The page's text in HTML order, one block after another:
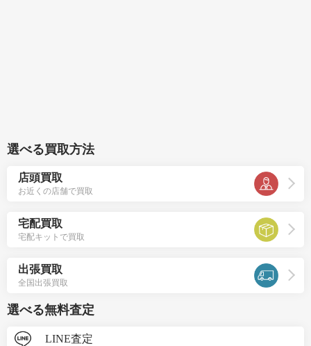
選べる買取方法
店頭買取
お近くの店舗で買取
宅配買取
宅配キットで買取
出張買取
全国出張買取
選べる無料査定
LINE査定